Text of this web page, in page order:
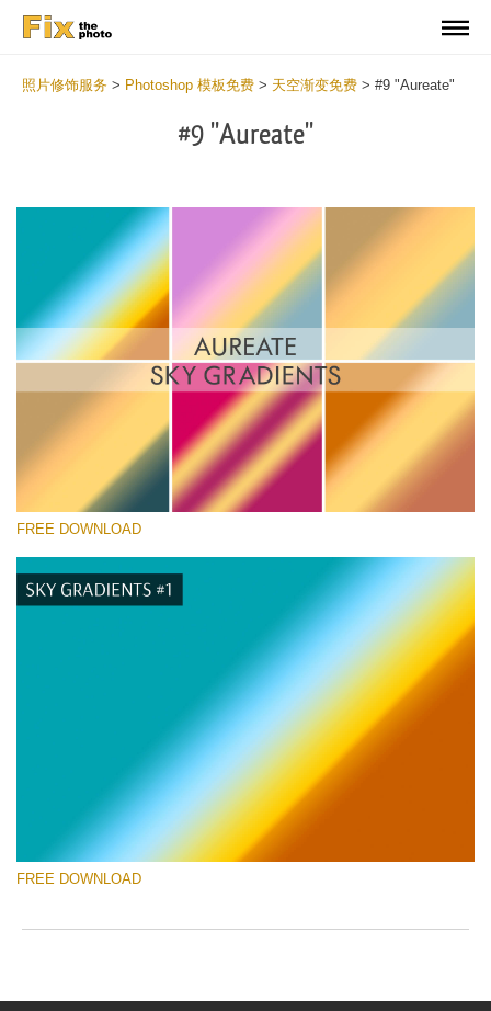
照片修饰服务 > Photoshop 模板免费 > 天空渐变免费 > #9 "Aureate"
#9 "Aureate"
Wedding Photography Templates
免费下载
FREE DOWNLOAD
FREE DOWNLOAD